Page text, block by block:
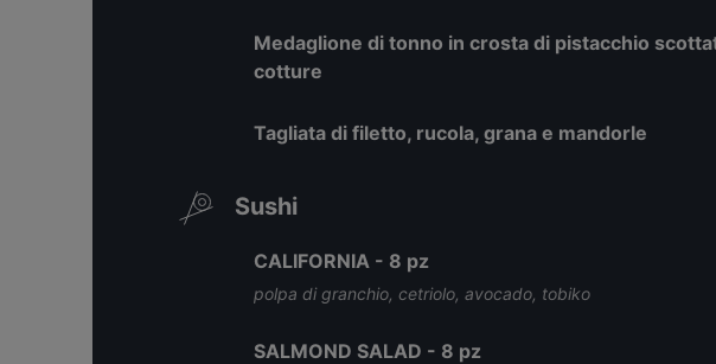
Medaglione di tonno in crosta di pistacchio
cotture
Tagliata di filetto, rucola, grana e mandorle
Sushi
CALIFORNIA - 8 pz
polpa di granchio, cetriolo, avocado, tobiko
SALMOND SALAD - 8 pz